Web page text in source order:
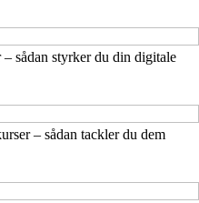
sådan styrker du din digitale
– sådan tackler du dem